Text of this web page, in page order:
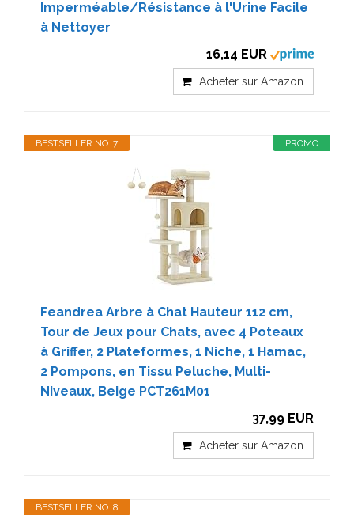
Imperméable/Résistance à l'Urine Facile
à Nettoyer
16,14 EUR
Acheter sur Amazon
PROMO
BESTSELLER NO. 7
Feandrea Arbre à Chat Hauteur 112 cm,
Tour de Jeux pour Chats, avec 4 Poteaux
à Griffer, 2 Plateformes, 1 Niche, 1 Hamac,
2 Pompons, en Tissu Peluche, Multi-
Niveaux, Beige PCT261M01
37,99 EUR
Acheter sur Amazon
BESTSELLER NO. 8